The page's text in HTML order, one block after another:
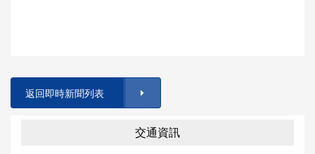
返回即時新聞列表
交通資訊